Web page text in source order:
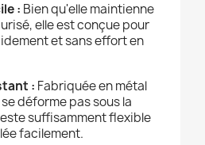
: Bien qu'elle maintienne
elle est conçue pour
et sans effort en
: Fabriquée en métal
déforme pas sous la
suffisamment flexible
facilement.